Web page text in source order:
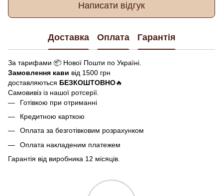
Написати відгук
Доставка Оплата Гарантія
За тарифами 📦 Нової Пошти по Україні.
Замовлення кави від 1500 грн
доставляються БЕЗКОШТОВНО🔥
Самовивіз із нашої ротсерії.
Готівкою при отриманні
Кредитною карткою
Оплата за безготівковим розрахунком
Оплата накладеним платежем
Гарантія від виробника 12 місяців.